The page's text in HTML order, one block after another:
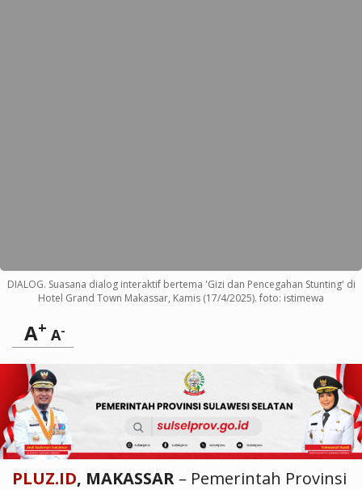
DIALOG. Suasana dialog interaktif bertema 'Gizi dan Pencegahan Stunting' di
Hotel Grand Town Makassar, Kamis (17/4/2025). foto: istimewa
A+ A-
PLUZ.ID, MAKASSAR – Pemerintah Provinsi